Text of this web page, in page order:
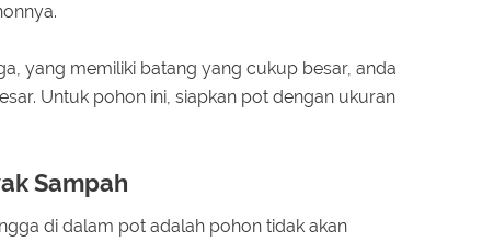
yang memiliki batang yang cukup besar, anda
Untuk pohon ini, siapkan pot dengan ukuran
Sampah
di dalam pot adalah pohon tidak akan